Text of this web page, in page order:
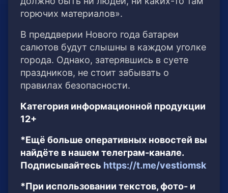
горючих материалов».
В преддверии Нового года батареи
салютов будут слышны в каждом уголке
города. Однако, затерявшись в суете
праздников, не стоит забывать о
правилах безопасности.
Категория информационной продукции
12+
*Ещё больше оперативных новостей вы
найдёте в нашем телеграм-канале.
Подписывайтесь https://t.me/vestiomsk
*При использовании текстов, фото- и